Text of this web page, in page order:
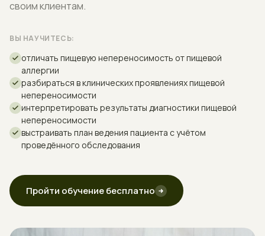
В отчете продукты
непереносимости:
«не повышенные»,
«повышенные» и «высоко
повышенные»
своим клиентам.
ВЫ НАУЧИТЕСЬ:
отличать пищевую непереносимость от пищевой
аллергии
разбираться в клинических проявлениях пищевой
непереносимости
интерпретировать результаты диагностики пищевой
непереносимости
выстраивать план ведения пациента с учётом
проведённого обследования
Пройти обучение бесплатно